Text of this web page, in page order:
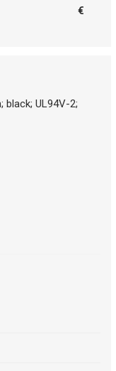
€
black; UL94V-2;